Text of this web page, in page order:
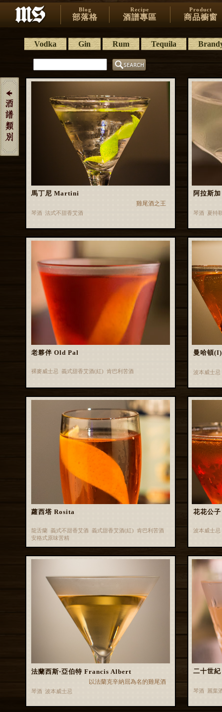
Blog
部落格
Recipe
酒譜專區
Product
商品櫥窗
Vodka Gin Rum Tequila
馬丁尼 Martini
雞尾酒之王
琴酒 法式不甜香艾酒
阿拉斯
琴酒 夏特
老夥伴 Old Pal
裸麥威士忌 義式甜香艾酒(紅) 肯巴利苦酒
曼哈頓
波本威士
蘿西塔 Rosita
龍舌蘭 義式不甜香艾酒 義式甜香艾酒(紅) 肯巴利苦酒
安格式原味苦精
花花公
波本威士
法蘭西斯‧亞伯特 Francis Albert
以法蘭克辛納屈為名的雞尾酒
琴酒 波本威士忌
二十世
琴酒 麗葉